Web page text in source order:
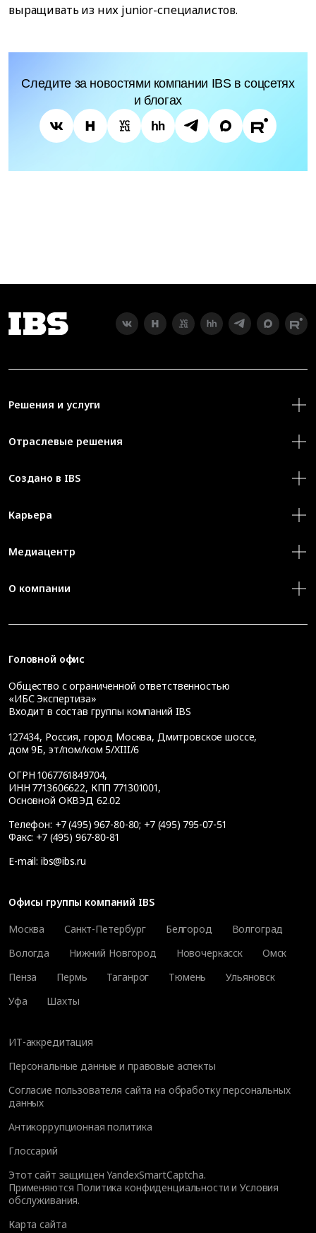
выращивать из них junior-специалистов.
Следите за новостями компании IBS в соцсетях
и блогах
Решения и услуги
Отраслевые решения
Создано в IBS
Карьера
Медиацентр
О компании
Головной офис
Общество с ограниченной ответственностью
«ИБС Экспертиза»
Входит в состав группы компаний IBS
127434, Россия, город Москва, Дмитровское шоссе,
дом 9Б, эт/пом/ком 5/XIII/6
ОГРН 1067761849704,
ИНН 7713606622, КПП 771301001,
Основной ОКВЭД 62.02
Телефон: +7 (495) 967-80-80; +7 (495) 795-07-51
Факс: +7 (495) 967-80-81
E-mail: ibs@ibs.ru
Офисы группы компаний IBS
Москва
Санкт-Петербург Белгород
Волгоград
Вологда
Нижний Новгород Новочеркасск
Омск
Пенза
Пермь Таганрог Тюмень
Ульяновск
Уфа
Шахты
ИТ-аккредитация
Персональные данные и правовые аспекты
Согласие пользователя сайта на обработку персональных
данных
Антикоррупционная политика
Глоссарий
Этот сайт защищен YandexSmartCaptcha.
Применяются Политика конфиденциальности иУсловия
обслуживания.
Карта сайта